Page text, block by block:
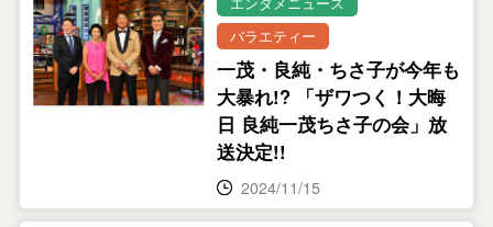
バラエティー
一茂・良純・ちさ子が今年も
大暴れ!? 「ザワつく！大晦
日 良純一茂ちさ子の会」放
送決定!!
2024/11/15